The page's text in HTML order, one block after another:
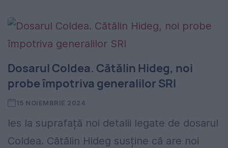
Dosarul Coldea. Cătălin Hideg, noi
probe împotriva generalilor SRI
15 NOIEMBRIE 2024
Ies la suprafață noi detalii legate de dosarul
Coldea. Cătălin Hideg susține că are noi